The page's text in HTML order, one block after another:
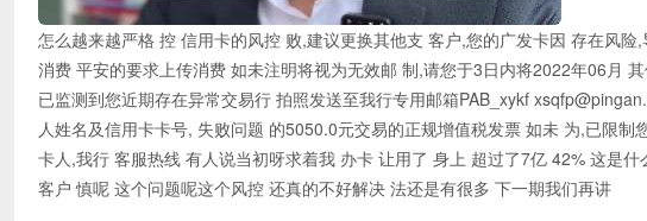
怎么越来越严格 控 信用卡的风控 败,建议更换其他支 客户,您的广发卡因 存在风
消费 平安的要求上传消费 如未注明将视为无效邮 制,请您于3日内将2022年06月
已监测到您近期存在异常交易行 拍照发送至我行专用邮箱PAB_xykf
人姓名及信用卡卡号, 失败问题 的5050.0元交易的正规增值税发票 如未 为,已限
卡人,我行 客服热线 有人说当初呀求着我 办卡 让用了 身上 超过了7亿 42% 这是
客户 慎呢 这个问题呢这个风控 还真的不好解决 法还是有很多 下一期我们再讲